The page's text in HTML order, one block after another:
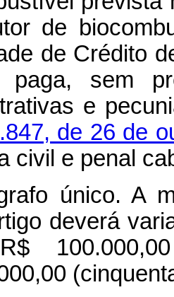
de
de Crédito
sem
e
de 26 de
civil e penal
único. A
deverá